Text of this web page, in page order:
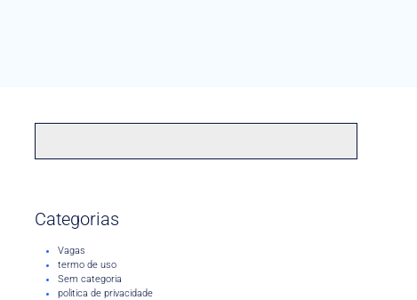
Categorias
Vagas
termo de uso
Sem categoria
politica de privacidade